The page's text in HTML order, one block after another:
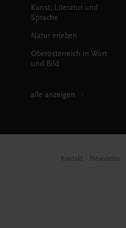
Kunst, Literatur und
Sprache
Natur erleben
Oberösterreich in Wort
und Bild
alle anzeigen
Kontakt Newsletter